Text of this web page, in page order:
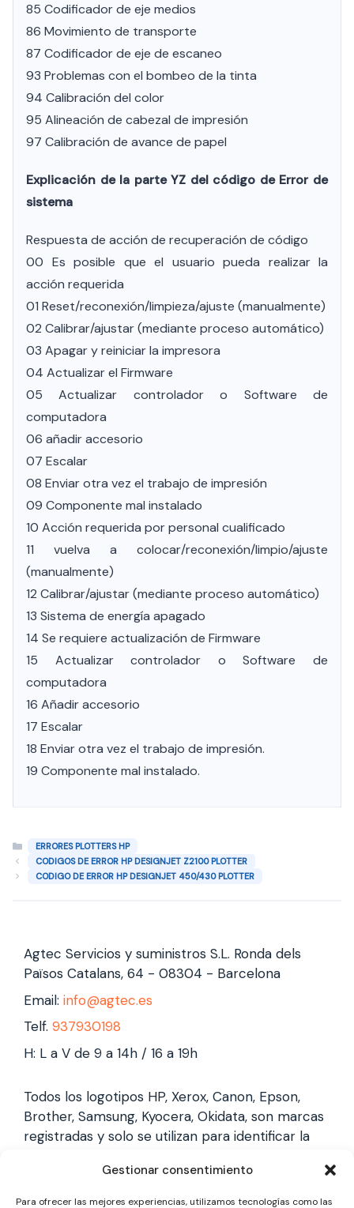
Gestionar consentimiento
Para ofrecer las mejores experiencias, utilizamos tecnologías como las
85 Codificador de eje medios
86 Movimiento de transporte
87 Codificador de eje de escaneo
93 Problemas con el bombeo de la tinta
94 Calibración del color
95 Alineación de cabezal de impresión
97 Calibración de avance de papel
Explicación de la parte YZ del código de Error de
sistema
Respuesta de acción de recuperación de código
00 Es posible que el usuario pueda realizar la
acción requerida
01 Reset/reconexión/limpieza/ajuste (manualmente)
02 Calibrar/ajustar (mediante proceso automático)
03 Apagar y reiniciar la impresora
04 Actualizar el Firmware
05 Actualizar controlador o Software de
computadora
06 añadir accesorio
07 Escalar
08 Enviar otra vez el trabajo de impresión
09 Componente mal instalado
10 Acción requerida por personal cualificado
11 vuelva a colocar/reconexión/limpio/ajuste
(manualmente)
12 Calibrar/ajustar (mediante proceso automático)
13 Sistema de energía apagado
14 Se requiere actualización de Firmware
15 Actualizar controlador o Software de
computadora
16 Añadir accesorio
17 Escalar
18 Enviar otra vez el trabajo de impresión.
19 Componente mal instalado.
Categorías
ERRORES PLOTTERS HP
CODIGOS DE ERROR HP DESIGNJET Z2100 PLOTTER
CODIGO DE ERROR HP DESIGNJET 450/430 PLOTTER
Agtec Servicios y suministros S.L. Ronda dels
Països Catalans, 64 - 08304 - Barcelona
Email: info@agtec.es
Telf. 937930198
H: L a V de 9 a 14h / 16 a 19h
Todos los logotipos HP, Xerox, Canon, Epson,
Brother, Samsung, Kyocera, Okidata, son marcas
registradas y solo se utilizan para identificar la
marcas, y solo reparamos impresoras laser,
somos un servicio técnico especializado y